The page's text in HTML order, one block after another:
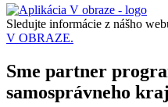
Sledujte informácie z nášho
V OBRAZE.
Sme partner
samosprávneho